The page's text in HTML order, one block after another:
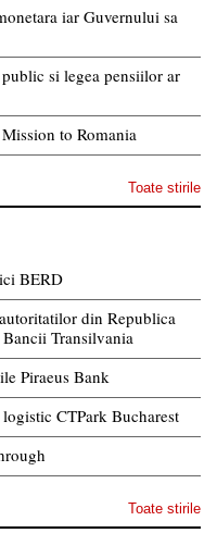
iar Guvernului sa
si legea pensiilor ar
to Romania
Toate stirile
BERD
din Republica
Transilvania
Piraeus Bank
CTPark Bucharest
Toate stirile